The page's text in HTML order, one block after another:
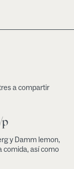
a compartir
y Damm lemon,
comida, así como